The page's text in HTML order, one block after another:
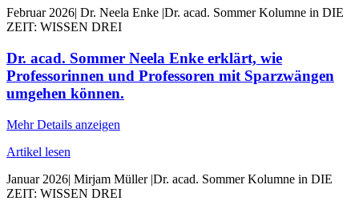
Februar 2026| Dr. Neela Enke |Dr. acad. Sommer Kolumne in DIE
ZEIT: WISSEN DREI
Dr. acad. Sommer Neela Enke erklärt, wie
Professorinnen und Professoren mit Sparzwängen
umgehen können.
Mehr Details anzeigen
Artikel lesen
Januar 2026| Mirjam Müller |Dr. acad. Sommer Kolumne in DIE
ZEIT: WISSEN DREI